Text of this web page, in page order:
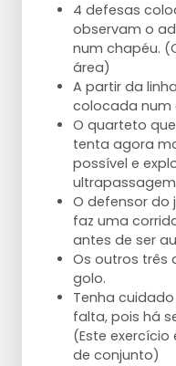
4 defesas
observam o
num chapéu.
área)
A partir da
colocada num
O quarteto
tenta agora
possível e
O defensor do
faz uma
antes de ser
Os outros três
golo.
Tenha
falta, pois há
(Este exercício
de conjunto)